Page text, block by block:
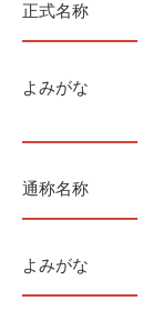
正式名称
よみがな
通称名称
よみがな